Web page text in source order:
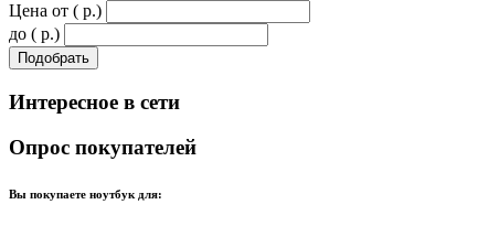
Цена от ( p.)
до ( p.)
Интересное в сети
Опрос покупателей
Вы покупаете ноутбук для: